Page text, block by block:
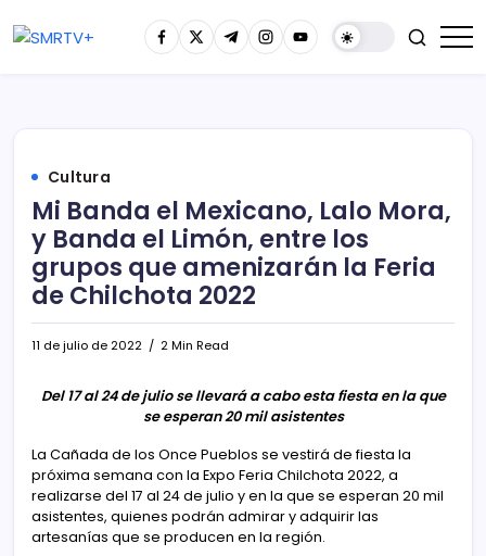
Cultura
Mi Banda el Mexicano, Lalo Mora,
y Banda el Limón, entre los
grupos que amenizarán la Feria
de Chilchota 2022
11 de julio de 2022 2 Min Read
Del 17 al 24 de julio se llevará a cabo esta fiesta en la que
se esperan 20 mil asistentes
La Cañada de los Once Pueblos se vestirá de fiesta la
próxima semana con la Expo Feria Chilchota 2022, a
realizarse del 17 al 24 de julio y en la que se esperan 20 mil
asistentes, quienes podrán admirar y adquirir las
artesanías que se producen en la región.